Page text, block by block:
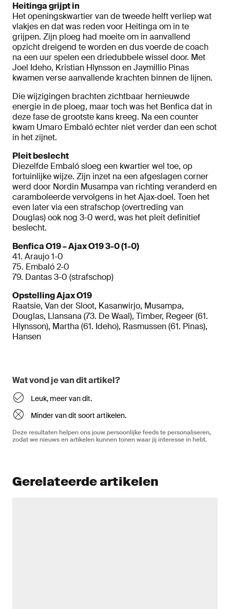
Heitinga grijpt in
Het openingskwartier van de tweede helft verliep wat
vlakjes en dat was reden voor Heitinga om in te
grijpen. Zijn ploeg had moeite om in aanvallend
opzicht dreigend te worden en dus voerde de coach
na een uur spelen een driedubbele wissel door. Met
Joel Ideho, Kristian Hlynsson en Jaymillio Pinas
kwamen verse aanvallende krachten binnen de lijnen.
Die wijzigingen brachten zichtbaar hernieuwde
energie in de ploeg, maar toch was het Benfica dat in
deze fase de grootste kans kreeg. Na een counter
kwam Umaro Embaló echter niet verder dan een schot
in het zijnet.
Pleit beslecht
Diezelfde Embaló sloeg een kwartier wel toe, op
fortuinlijke wijze. Zijn inzet na een afgeslagen corner
werd door Nordin Musampa van richting veranderd en
caramboleerde vervolgens in het Ajax-doel. Toen het
even later via een strafschop (overtreding van
Douglas) ook nog 3-0 werd, was het pleit definitief
beslecht.
Benfica O19 – Ajax O19 3-0 (1-0)
41. Araujo 1-0
75. Embaló 2-0
79. Dantas 3-0 (strafschop)
Opstelling Ajax O19
Raatsie, Van der Sloot, Kasanwirjo, Musampa,
Douglas, Llansana (73. De Waal), Timber, Regeer (61.
Hlynsson), Martha (61. Ideho), Rasmussen (61. Pinas),
Hansen
Wat vond je van dit artikel?
Leuk, meer van dit.
Minder van dit soort artikelen.
Deze resultaten helpen ons jouw persoonlijke feeds te personaliseren,
zodat we nieuws en artikelen kunnen tonen waar jij interesse in hebt.
Gerelateerde artikelen